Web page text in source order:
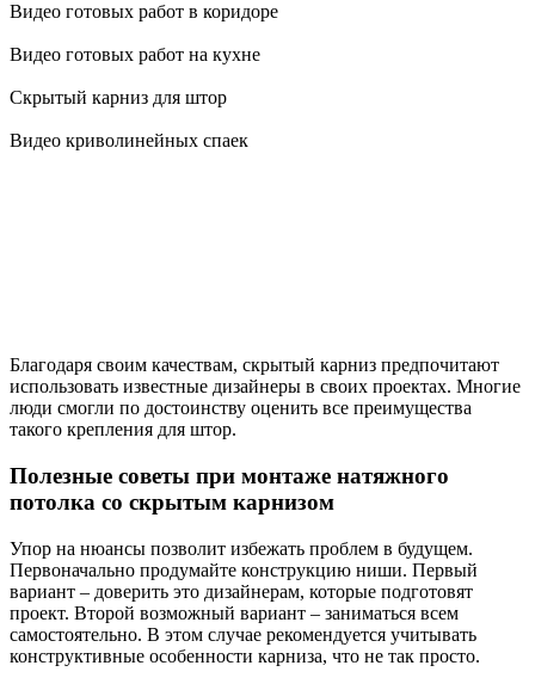
Видео готовых работ в коридоре
Видео готовых работ на кухне
Скрытый карниз для штор
Видео криволинейных спаек
Благодаря своим качествам, скрытый карниз предпочитают
использовать известные дизайнеры в своих проектах. Многие
люди смогли по достоинству оценить все преимущества
такого крепления для штор.
Полезные советы при монтаже натяжного
потолка со скрытым карнизом
Упор на нюансы позволит избежать проблем в будущем.
Первоначально продумайте конструкцию ниши. Первый
вариант – доверить это дизайнерам, которые подготовят
проект. Второй возможный вариант – заниматься всем
самостоятельно. В этом случае рекомендуется учитывать
конструктивные особенности карниза, что не так просто.